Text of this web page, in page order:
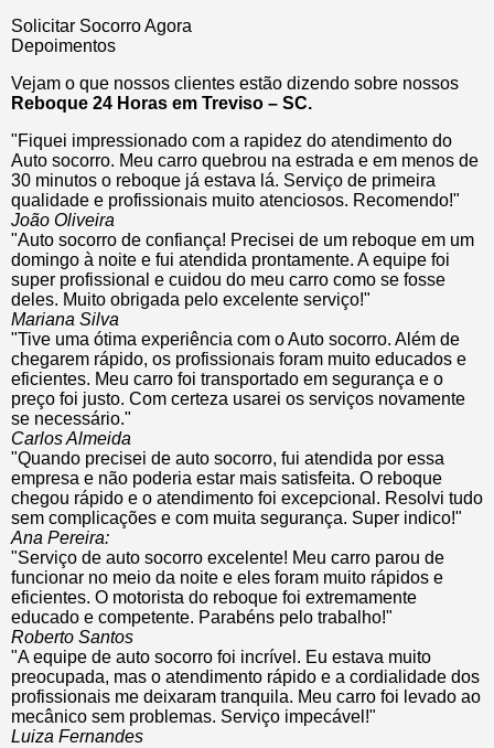
Solicitar Socorro Agora
Depoimentos
Vejam o que nossos clientes estão dizendo sobre nossos
Reboque 24 Horas em Treviso – SC.
"Fiquei impressionado com a rapidez do atendimento do
Auto socorro. Meu carro quebrou na estrada e em menos de
30 minutos o reboque já estava lá. Serviço de primeira
qualidade e profissionais muito atenciosos. Recomendo!"
João Oliveira
"Auto socorro de confiança! Precisei de um reboque em um
domingo à noite e fui atendida prontamente. A equipe foi
super profissional e cuidou do meu carro como se fosse
deles. Muito obrigada pelo excelente serviço!"
Mariana Silva
"Tive uma ótima experiência com o Auto socorro. Além de
chegarem rápido, os profissionais foram muito educados e
eficientes. Meu carro foi transportado em segurança e o
preço foi justo. Com certeza usarei os serviços novamente
se necessário."
Carlos Almeida
"Quando precisei de auto socorro, fui atendida por essa
empresa e não poderia estar mais satisfeita. O reboque
chegou rápido e o atendimento foi excepcional. Resolvi tudo
sem complicações e com muita segurança. Super indico!"
Ana Pereira:
"Serviço de auto socorro excelente! Meu carro parou de
funcionar no meio da noite e eles foram muito rápidos e
eficientes. O motorista do reboque foi extremamente
educado e competente. Parabéns pelo trabalho!"
Roberto Santos
"A equipe de auto socorro foi incrível. Eu estava muito
preocupada, mas o atendimento rápido e a cordialidade dos
profissionais me deixaram tranquila. Meu carro foi levado ao
mecânico sem problemas. Serviço impecável!"
Luiza Fernandes